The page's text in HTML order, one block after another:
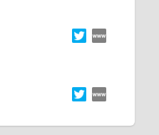
[/expand]